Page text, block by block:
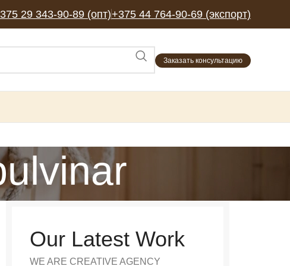
29 343-90-89 (опт)+375 44 764-90-69 (экспорт)
Заказать консультацию
Our Latest Work
WE ARE CREATIVE AGENCY